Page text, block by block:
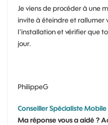
Je viens de procéder à une
invite à éteindre et rallumer
l'installation et vérifier que
jour.
PhilippeG
Conseiller Spécialiste Mobile
Ma réponse vous a aidé ?